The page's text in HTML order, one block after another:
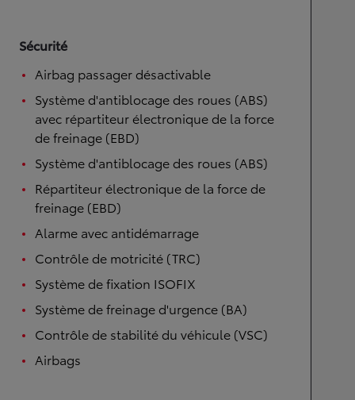
Sécurité
Airbag passager désactivable
Système d'antiblocage des roues (ABS)
avec répartiteur électronique de la force
de freinage (EBD)
Système d'antiblocage des roues (ABS)
Répartiteur électronique de la force de
freinage (EBD)
Alarme avec antidémarrage
Contrôle de motricité (TRC)
Système de fixation ISOFIX
Système de freinage d'urgence (BA)
Contrôle de stabilité du véhicule (VSC)
Airbags